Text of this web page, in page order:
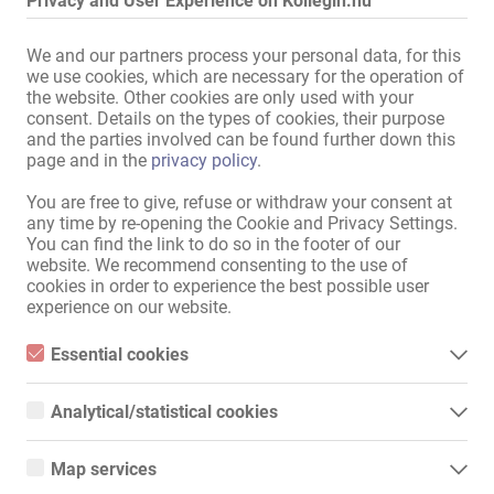
We and our partners process your personal data, for this
we use cookies, which are necessary for the operation of
the website. Other cookies are only used with your
consent. Details on the types of cookies, their purpose
and the parties involved can be found further down this
page and in the privacy policy.
You are free to give, refuse or withdraw your consent at
any time by re-opening the Cookie and Privacy Settings.
You can find the link to do so in the footer of our
website. We recommend consenting to the use of
cookies in order to experience the best possible user
experience on our website.
Essential cookies
Essential cookies are all cookies necessary for the operation of
function properly without these cookies.
Analytical/statistical cookies
Analytical or statistical cookies are cookies that are used to
They help website owners understand how visitors interact with
Map services
Parkolás:
ingyenes
közvetlen környezetében:
Buszmegálló,Élelmiszerüzlet
Benzinkút, Tornaterem
Ön egyéni vállalkozó, és megfelelő helyiséget keres szolgáltatásai
nyújtásához, és szeretne szobát bérelni?
- Bejegyzett cím
- Diszkréció
- 22 modern szoba